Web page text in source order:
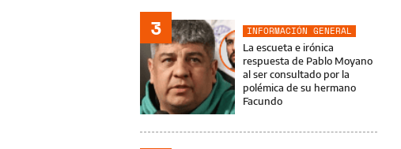
3
INFORMACIÓN GENERAL
La escueta e irónica
respuesta de Pablo Moyano
al ser consultado por la
polémica de su hermano
Facundo